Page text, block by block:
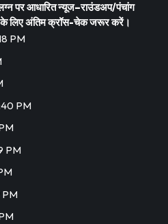
पर आधारित न्यूज–राउंडअप/पंचांग
लिए अंतिम क्रॉस-चेक जरूर करें।
PM
PM
PM
PM